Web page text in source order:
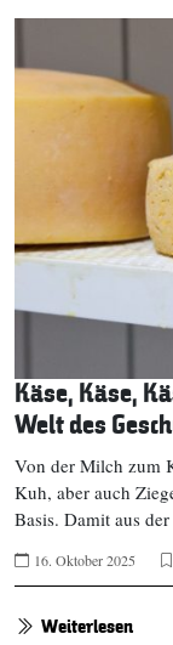
Käse, Käse,
Welt des
Von der Milch zum
Kuh, aber auch
Basis. Damit aus
16. Oktober 2025
Weiterlesen